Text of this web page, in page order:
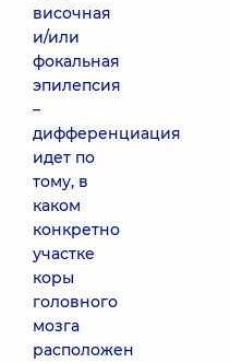
височная
и/или
фокальная
эпилепсия
–
дифференциация
идет по
тому, в
каком
конкретно
участке
коры
головного
мозга
расположен